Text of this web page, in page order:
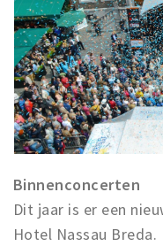
Bezienswaardigheden
Musea, theaters &
Uitjes & activiteiten
Studentenroutes
Natuurgebieden
Drinken
Binnenconcerten
Dit jaar is er een
Hotel Nassau